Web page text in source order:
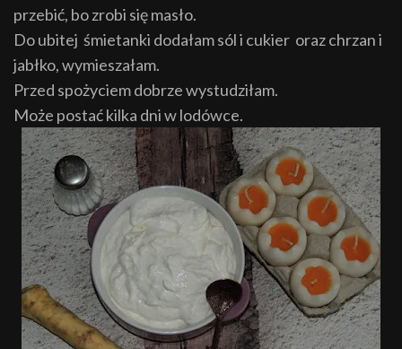
przebić, bo zrobi się masło.
Do ubitej śmietanki dodałam sól i cukier oraz chrzan i
jabłko, wymieszałam.
Przed spożyciem dobrze wystudziłam.
Może postać kilka dni w lodówce.